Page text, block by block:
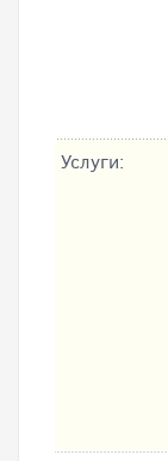
Услуги: